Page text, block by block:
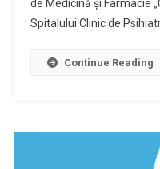
de Medicină și Farmacie
Spitalului Clinic de
Continue Reading